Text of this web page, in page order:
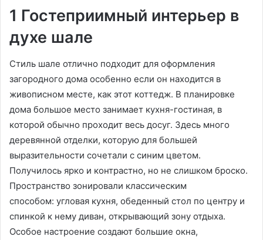
1 Гостеприимный интерьер в
духе шале
Стиль шале отлично подходит для оформления
загородного дома особенно если он находится в
живописном месте, как этот коттедж. В планировке
дома большое место занимает кухня-гостиная, в
которой обычно проходит весь досуг. Здесь много
деревянной отделки, которую для большей
выразительности сочетали с синим цветом.
Получилось ярко и контрастно, но не слишком броско.
Пространство зонировали классическим
способом: угловая кухня, обеденный стол по центру и
спинкой к нему диван, открывающий зону отдыха.
Особое настроение создают большие окна,